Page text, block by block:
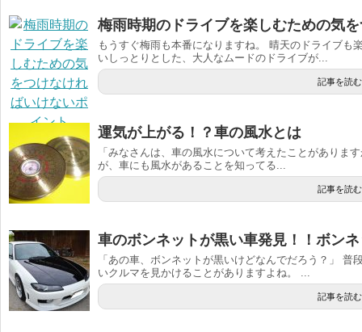
梅雨時期のドライブを楽しむための気
もうすぐ梅雨も本番になりますね。 晴天のドライブも
いしっとりとした、大人なムードのドライブが...
記事を読む
運気が上がる！？車の風水とは
「みなさんは、車の風水について考えたことがありま
が、車にも風水があることを知ってる...
記事を読む
車のボンネットが黒い車発見！！ボン
「あの車、ボンネットが黒いけどなんでだろう？」
いクルマを見かけることがありますよね。 ...
記事を読む